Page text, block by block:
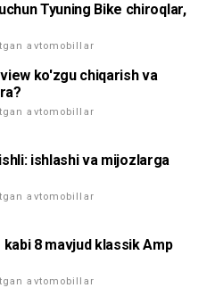
Tyuning Bike chiroqlar,
avtomobillar
ko'zgu chiqarish va
avtomobillar
ishlashi va mijozlarga
avtomobillar
8 mavjud klassik Amp
avtomobillar